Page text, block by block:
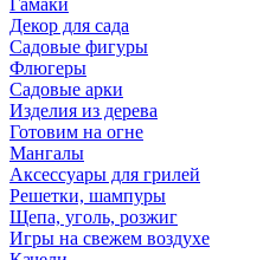
Гамаки
Декор для сада
Садовые фигуры
Флюгеры
Садовые арки
Изделия из дерева
Готовим на огне
Мангалы
Аксессуары для грилей
Решетки, шампуры
Щепа, уголь, розжиг
Игры на свежем воздухе